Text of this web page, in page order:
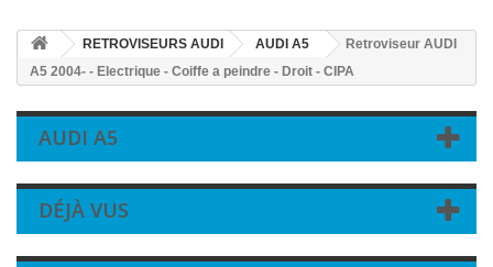
RETROVISEURS AUDI AUDI A5
Retroviseur AUDI
A5 2004- - Electrique - Coiffe a peindre - Droit - CIPA
AUDI A5
DÉJÀ VUS